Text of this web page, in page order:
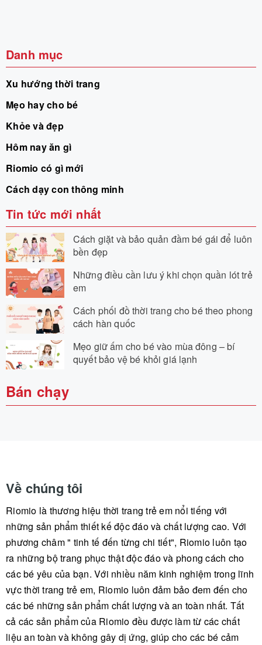
Danh mục
Xu hướng thời trang
Mẹo hay cho bé
Khỏe và đẹp
Hôm nay ăn gì
Riomio có gì mới
Cách dạy con thông minh
Tin tức mới nhất
Cách giặt và bảo quản đầm bé gái để luôn
bền đẹp
Những điều cần lưu ý khi chọn quần lót trẻ
em
Cách phối đồ thời trang cho bé theo phong
cách hàn quốc
Mẹo giữ ấm cho bé vào mùa đông – bí
quyết bảo vệ bé khỏi giá lạnh
Bán chạy
Về chúng tôi
Riomio là thương hiệu thời trang trẻ em nổi tiếng với
những sản phẩm thiết kế độc đáo và chất lượng cao. Với
phương châm " tinh tế đến từng chi tiết", Riomio luôn tạo
ra những bộ trang phục thật độc đáo và phong cách cho
các bé yêu của bạn. Với nhiều năm kinh nghiệm trong lĩnh
vực thời trang trẻ em, Riomio luôn đảm bảo đem đến cho
các bé những sản phẩm chất lượng và an toàn nhất. Tất
cả các sản phẩm của Riomio đều được làm từ các chất
liệu an toàn và không gây dị ứng, giúp cho các bé cảm